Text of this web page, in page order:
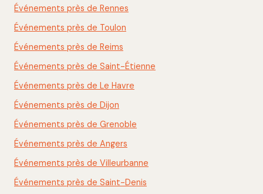
Événements près de Rennes
Événements près de Toulon
Événements près de Reims
Événements près de Saint-Étienne
Événements près de Le Havre
Événements près de Dijon
Événements près de Grenoble
Événements près de Angers
Événements près de Villeurbanne
Événements près de Saint-Denis